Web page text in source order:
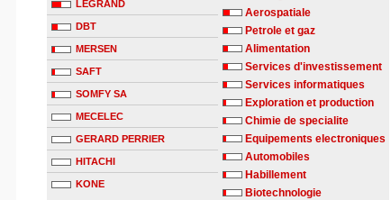
LEGRAND
DBT
MERSEN
SAFT
SOMFY SA
MECELEC
GERARD PERRIER
HITACHI
KONE
Aerospatiale
Petrole et gaz
Alimentation
Services d'investissement
Services informatiques
Exploration et production
Chimie de specialite
Equipements electroniques
Automobiles
Habillement
Biotechnologie